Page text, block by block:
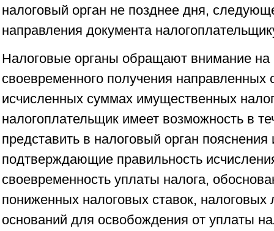
налоговый орган не позднее дня,
направления документа
Налоговые органы обращают внимание на
своевременного получения
исчисленных суммах имущественных
налогоплательщик имеет возможность в
представить в налоговый орган
подтверждающие правильность
своевременность уплаты налога,
пониженных налоговых ставок, налоговых
оснований для освобождения от уплаты